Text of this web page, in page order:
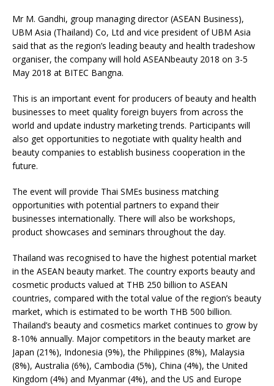
Mr M. Gandhi, group managing director (ASEAN Business),
UBM Asia (Thailand) Co, Ltd and vice president of UBM Asia
said that as the region’s leading beauty and health tradeshow
organiser, the company will hold ASEANbeauty 2018 on 3-5
May 2018 at BITEC Bangna.
This is an important event for producers of beauty and health
businesses to meet quality foreign buyers from across the
world and update industry marketing trends. Participants will
also get opportunities to negotiate with quality health and
beauty companies to establish business cooperation in the
future.
The event will provide Thai SMEs business matching
opportunities with potential partners to expand their
businesses internationally. There will also be workshops,
product showcases and seminars throughout the day.
Thailand was recognised to have the highest potential market
in the ASEAN beauty market. The country exports beauty and
cosmetic products valued at THB 250 billion to ASEAN
countries, compared with the total value of the region’s beauty
market, which is estimated to be worth THB 500 billion.
Thailand’s beauty and cosmetics market continues to grow by
8-10% annually. Major competitors in the beauty market are
Japan (21%), Indonesia (9%), the Philippines (8%), Malaysia
(8%), Australia (6%), Cambodia (5%), China (4%), the United
Kingdom (4%) and Myanmar (4%), and the US and Europe